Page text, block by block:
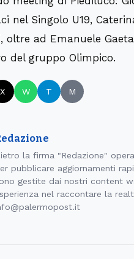
nel Singolo U19,
oltre ad Emanuele
del gruppo Olimpico.
X W T M
la firma "Redazione"
pubblicare aggiornamenti
gestite dai nostri content
nel raccontare la